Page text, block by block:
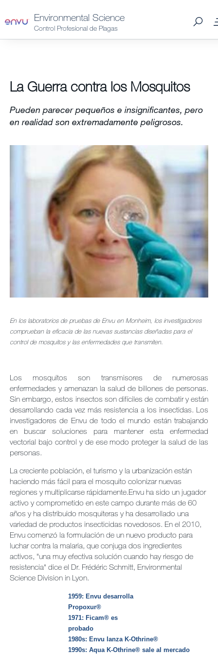
Environmental Science
Control Profesional de Plagas
Contáctanos
Sitemap
Plagas Spain
Catálogo 2026 Spain
Distribuidores Spain
Consejos y preguntas
Noticias y Artículos
Noticias y Artículos
Envu Premium Club
La Guerra contra los Mosquitos
Pueden parecer pequeños e insignificantes, pero
en realidad son extremadamente peligrosos.
En los laboratorios de pruebas de Envu en Monheim, los investigadores
comprueban la eficacia de las nuevas sustancias diseñadas para el
control de mosquitos y las enfermedades que transmiten.
Los mosquitos son transmisores de numerosas
enfermedades y amenazan la salud de billones de personas.
Sin embargo, estos insectos son difíciles de combatir y están
desarrollando cada vez más resistencia a los insectidas. Los
investigadores de Envu de todo el mundo están trabajando
en buscar soluciones para mantener esta enfermedad
vectorial bajo control y de ese modo proteger la salud de las
personas.
La creciente población, el turismo y la urbanización están
haciendo más fácil para el mosquito colonizar nuevas
regiones y multiplicarse rápidamente.Envu ha sido un jugador
activo y comprometido en este campo durante más de 60
años y ha distribuido mosquiteras y ha desarrollado una
variedad de productos insecticidas novedosos. En el 2010,
Envu comenzó la formulación de un nuevo producto para
luchar contra la malaria, que conjuga dos ingredientes
activos, "una muy efectiva solución cuando hay riesgo de
resistencia" dice el Dr. Frédéric Schmitt, Environmental
Science Division in Lyon.
1959: Envu desarrolla
Propoxur®
1971: Ficam® es
1980s: Envu lanza K-Othrine®
1990s: Aqua K-Othrine® sale al mercado